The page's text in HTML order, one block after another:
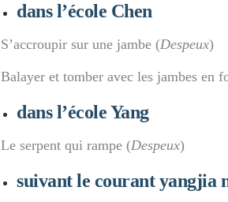
dans l’école Chen
S’accroupir sur une jambe (Despeux)
Balayer et tomber avec les jambes en
dans l’écoleYang
Le serpent qui rampe (Despeux)
suivant le courantyangjia